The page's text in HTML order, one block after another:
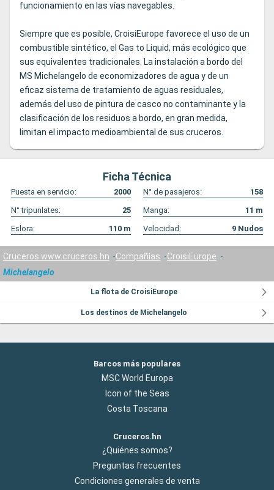
funcionamiento en las vías navegables.
Siempre que es posible, CroisiEurope favorece el uso de un
combustible sintético, el Gas to Liquid, más ecológico que
sus equivalentes tradicionales. La instalación a bordo del
MS Michelangelo de economizadores de agua y de un
eficaz sistema de tratamiento de aguas residuales,
además del uso de pintura de casco no contaminante y la
clasificación de los residuos a bordo, en gran medida,
limitan el impacto medioambiental de sus cruceros.
Ficha Técnica
Puesta en servicio: 2000 N° de pasajeros:
158
N° tripunlates:
25 Manga: 11 m
Eslora:
110 m Velocidad: 9 Nudos
Cruceros www.cruceros.hn Compañías
CroisiEurope
Michelangelo
La flota de CroisiEurope
Los destinos de Michelangelo
Barcos más populares
MSC World Europa
Icon of the Seas
Costa Toscana
Cruceros.hn
¿Quiénes somos?
Preguntas frecuentes
Condiciones generales de venta